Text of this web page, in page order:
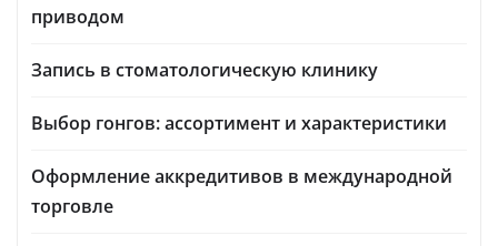
приводом
Запись в стоматологическую клинику
Выбор гонгов: ассортимент и характеристики
Оформление аккредитивов в международной
торговле